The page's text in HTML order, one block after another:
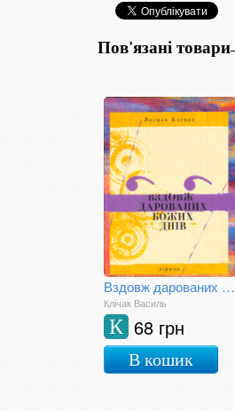
Пов'язані товари
Вздовж дарованих Божих днів
Клічак Василь
68 грн
К
В кошик